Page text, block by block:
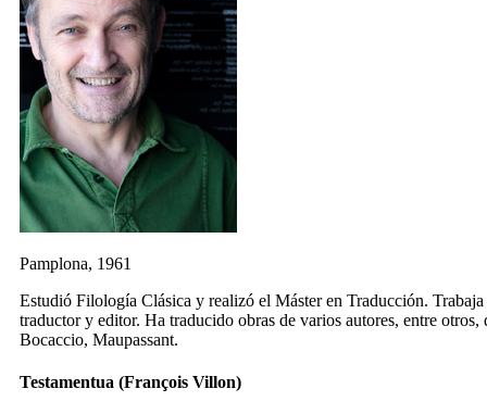
Pamplona, 1961
Estudió Filología Clásica y realizó el Máster en Traducción.
traductor y editor. Ha traducido obras de varios autores, entre
Bocaccio, Maupassant.
Testamentua (François Villon)